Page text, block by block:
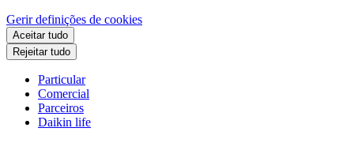
Gerir definições de cookies
Aceitar tudo
Rejeitar tudo
Particular
Comercial
Parceiros
Daikin life